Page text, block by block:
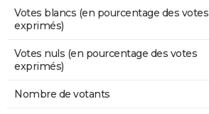
Votes blancs (en pourcentage des votes
exprimés)
Votes nuls (en pourcentage des votes
exprimés)
Nombre de votants